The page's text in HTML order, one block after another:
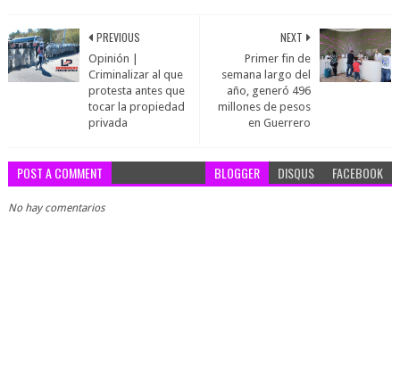
NEXT
Primer fin de
semana largo del
año, generó 496
millones de pesos
en Guerrero
PREVIOUS
Opinión |
Criminalizar al que
protesta antes que
tocar la propiedad
privada
POST A COMMENT BLOGGER DISQUS FACEBOOK
No hay comentarios